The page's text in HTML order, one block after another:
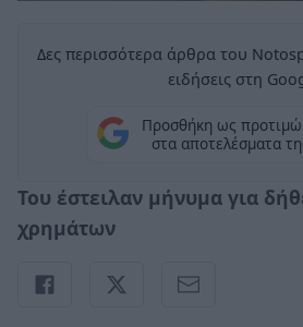
Δες περισσότερα άρθρα του
ειδήσεις στη
Προσθήκη ως
στα αποτελέσματα
Του έστειλαν μήνυμα για
χρημάτων